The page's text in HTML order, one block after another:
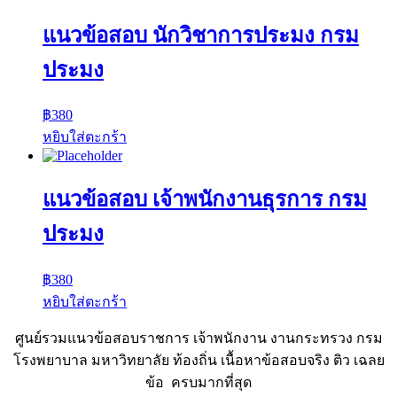
แนวข้อสอบ นักวิชาการประมง กรม
ประมง
฿380
หยิบใส่ตะกร้า
แนวข้อสอบ เจ้าพนักงานธุรการ กรม
ประมง
฿380
หยิบใส่ตะกร้า
ศูนย์รวมแนวข้อสอบราชการ เจ้าพนักงาน งานกระทรวง กรม
โรงพยาบาล มหาวิทยาลัย ท้องถิ่น เนื้อหาข้อสอบจริง ติว เฉลย
ข้อ ครบมากที่สุด